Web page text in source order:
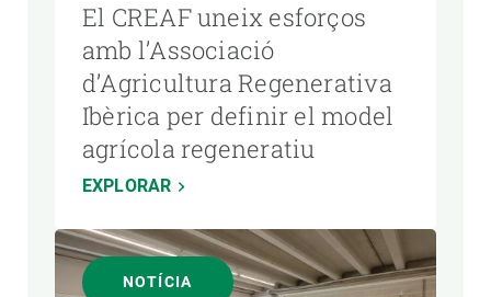
El CREAF uneix esforços
amb l’Associació
d’Agricultura Regenerativa
Ibèrica per definir el model
agrícola regeneratiu
EXPLORAR
NOTÍCIA